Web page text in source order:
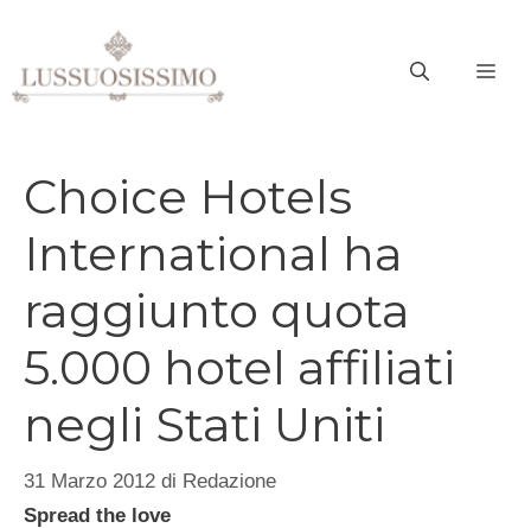
contenuto
Choice Hotels
International ha
raggiunto quota
5.000 hotel affiliati
negli Stati Uniti
31 Marzo 2012 di Redazione
Spread the love